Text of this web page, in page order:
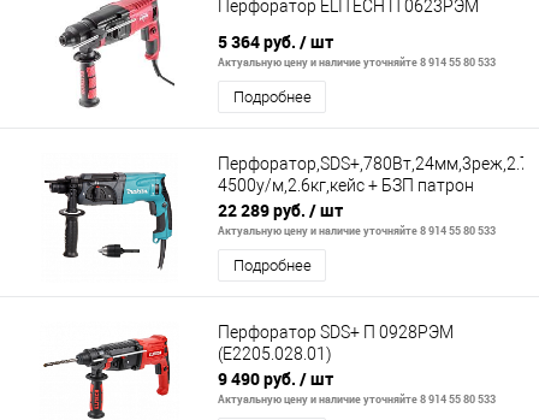
Перфоратор ELITECH П 0623РЭМ
5 364 руб. / шт
Актуальную цену и наличие уточняйте 8 914 55 80 533
Подробнее
4500у/м,2.6кг,кейс + БЗП патрон
22 289 руб. / шт
Актуальную цену и наличие уточняйте 8 914 55 80 533
Подробнее
Перфоратор SDS+ П 0928РЭМ
(E2205.028.01)
9 490 руб. / шт
Актуальную цену и наличие уточняйте 8 914 55 80 533